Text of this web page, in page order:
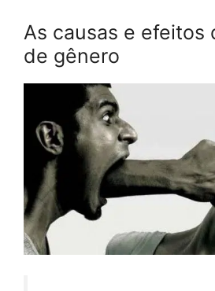
As causas e efeitos
de gênero